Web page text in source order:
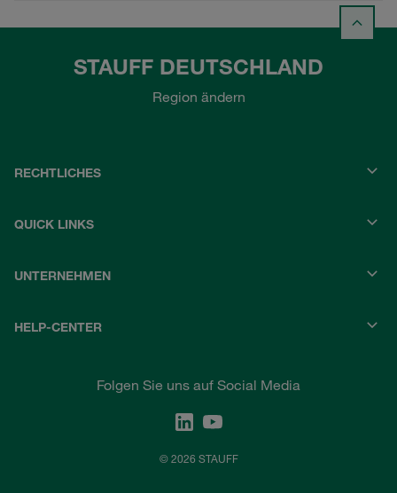
STAUFF DEUTSCHLAND
Region ändern
RECHTLICHES
QUICK LINKS
UNTERNEHMEN
HELP-CENTER
Folgen Sie uns auf Social Media
© 2026 STAUFF